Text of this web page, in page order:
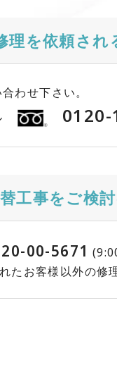
理を依頼され
わせ下さい。
0120-
工事をご検
00-5671
お客様以外の修